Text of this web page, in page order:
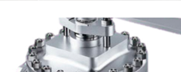
TOP ENTRY BALL VALVE